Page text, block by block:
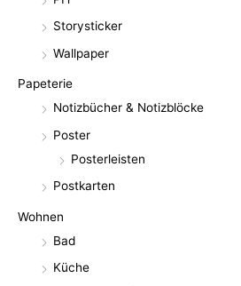
Storysticker
Wallpaper
Papeterie
Notizbücher & Notizblöcke
Poster
Posterleisten
Postkarten
Wohnen
Bad
Küche